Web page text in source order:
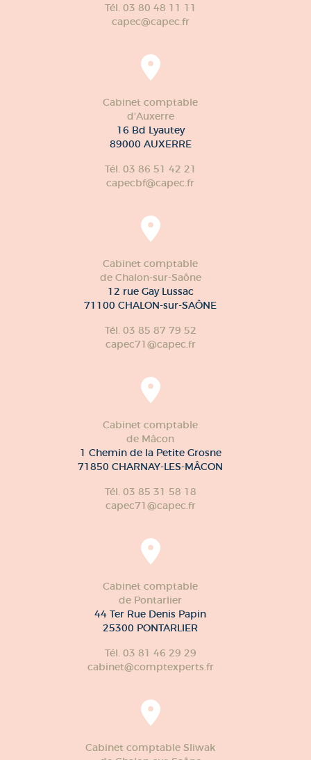
Tél. 03 80 48 11 11
capec@capec.fr
Cabinet comptable
d'Auxerre
16 Bd Lyautey
89000 AUXERRE
Tél. 03 86 51 42 21
capecbf@capec.fr
Cabinet comptable
de Chalon-sur-Saône
12 rue Gay Lussac
71100 CHALON-sur-SAÔNE
Tél. 03 85 87 79 52
capec71@capec.fr
Cabinet comptable
de Mâcon
1 Chemin de la Petite Grosne
71850 CHARNAY-LES-MÂCON
Tél. 03 85 31 58 18
capec71@capec.fr
Cabinet comptable
de Pontarlier
44 Ter Rue Denis Papin
25300 PONTARLIER
Tél. 03 81 46 29 29
cabinet@comptexperts.fr
Cabinet comptable Sliwak